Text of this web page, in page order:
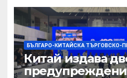
БЪЛГАРО-КИТАЙСКА ТЪРГОВСКО-
Китай издава